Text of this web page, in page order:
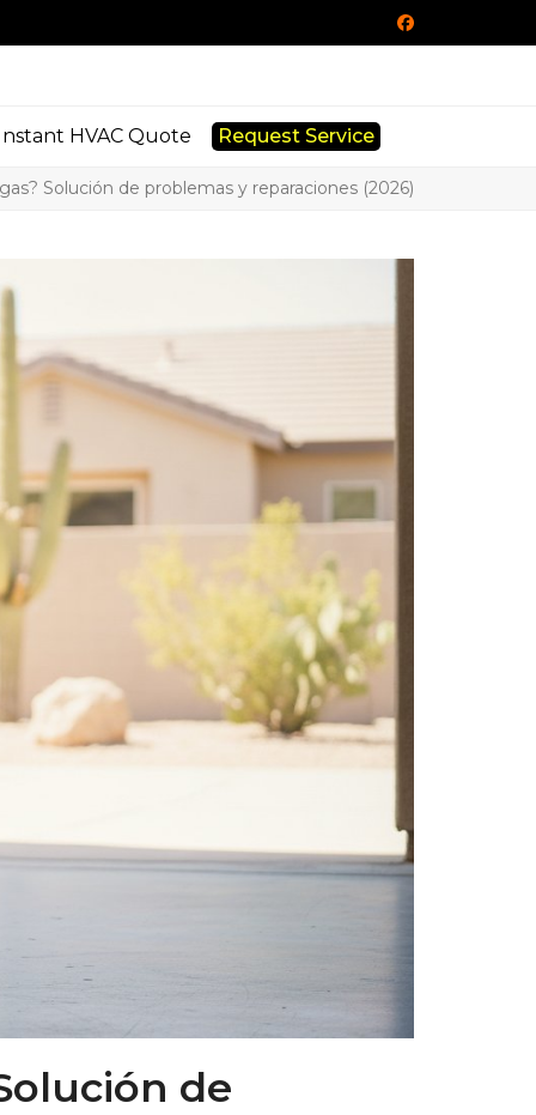
Facebook
HVAC Quote Request Service
Solución de problemas y reparaciones (2026)
de